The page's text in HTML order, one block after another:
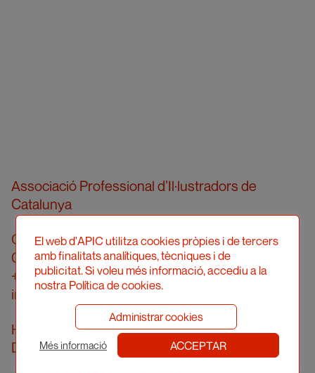
Associació Professional d’Il·lustradors de
Catalunya
Carrer Londres, 96, pral. 2a
08036 Barcelona
+34 934 161 474
info@apic.cat
Horari d’atenció telefònica
De dilluns a divendres de 10 a 14h
El web d'APIC utilitza cookies pròpies i de tercers
amb finalitats analítiques, tècniques i de
publicitat. Si voleu més informació, accediu a la
nostra Política de cookies.
Administrar cookies
Més informació ACCEPTAR